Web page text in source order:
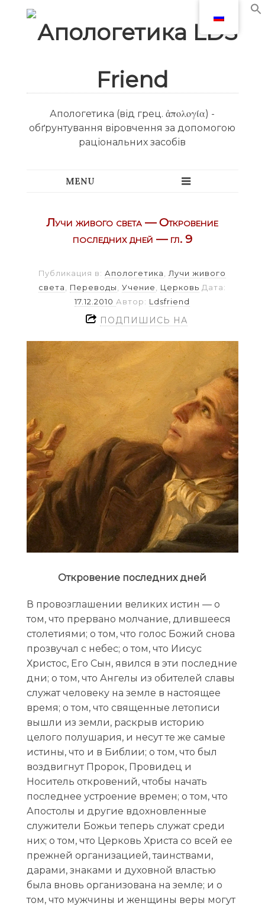
Апологетика (від грец. ἀπολογία) -
обґрунтування віровчення за допомогою
раціональних засобів
Лучи живого света — Откровение
последних дней — гл. 9
Публикация в:Апологетика ,Лучи живого
света , Переводы ,Учение , Церковь Дата:
17.12.2010 Автор: Ldsfriend
ПОДПИШИСЬ НА
Откровение последних дней
В провозглашении великих истин — о
том, что прервано молчание, длившееся
столетиями; о том, что голос Божий снова
прозвучал с небес; о том, что Иисус
Христос, Его Сын, явился в эти последние
дни; о том, что Ангелы из обителей славы
служат человеку на земле в настоящее
время; о том, что священные летописи
вышли из земли, раскрыв историю
целого полушария, и несут те же самые
истины, что и в Библии; о том, что был
воздвигнут Пророк, Провидец и
Носитель откровений, чтобы начать
последнее устроение времен; о том, что
Апостолы и другие вдохновленные
служители Божьи теперь служат среди
них; о том, что Церковь Христа со всей ее
прежней организацией, таинствами,
дарами, знаками и духовной властью
была вновь организована на земле; и о
том, что мужчины и женщины веры могут